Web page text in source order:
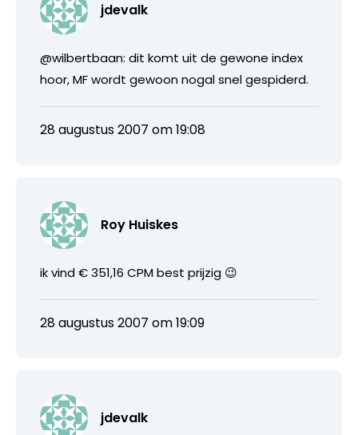
jdevalk
@wilbertbaan: dit komt uit de gewone index
hoor, MF wordt gewoon nogal snel gespiderd.
28 augustus 2007 om 19:08
Roy Huiskes
ik vind € 351,16 CPM best prijzig 😉
28 augustus 2007 om 19:09
jdevalk